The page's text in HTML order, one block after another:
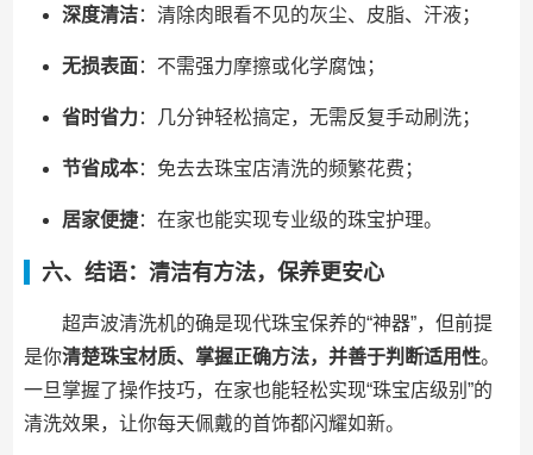
深度清洁：清除肉眼看不见的灰尘、皮脂、汗液；
无损表面：不需强力摩擦或化学腐蚀；
省时省力：几分钟轻松搞定，无需反复手动刷洗；
节省成本：免去去珠宝店清洗的频繁花费；
居家便捷：在家也能实现专业级的珠宝护理。
六、结语：清洁有方法，保养更安心
超声波清洗机的确是现代珠宝保养的“神器”，但前提
是你清楚珠宝材质、掌握正确方法，并善于判断适用性。
一旦掌握了操作技巧，在家也能轻松实现“珠宝店级别”的
清洗效果，让你每天佩戴的首饰都闪耀如新。